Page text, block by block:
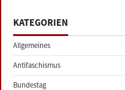
KATEGORIEN
Allgemeines
Antifaschismus
Bundestag